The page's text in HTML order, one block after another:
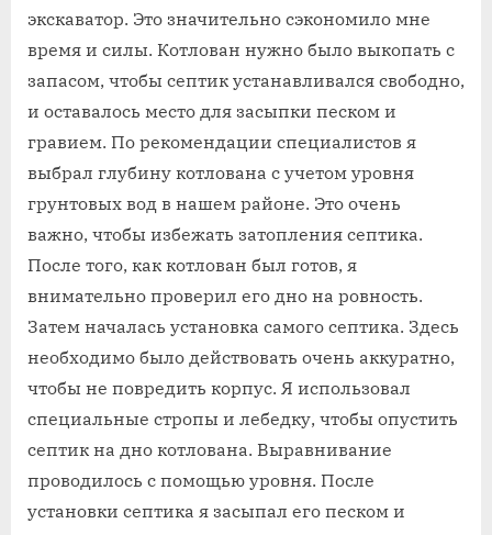
экскаватор. Это значительно сэкономило мне
время и силы. Котлован нужно было выкопать с
запасом, чтобы септик устанавливался свободно,
и оставалось место для засыпки песком и
гравием. По рекомендации специалистов я
выбрал глубину котлована с учетом уровня
грунтовых вод в нашем районе. Это очень
важно, чтобы избежать затопления септика.
После того, как котлован был готов, я
внимательно проверил его дно на ровность.
Затем началась установка самого септика. Здесь
необходимо было действовать очень аккуратно,
чтобы не повредить корпус. Я использовал
специальные стропы и лебедку, чтобы опустить
септик на дно котлована. Выравнивание
проводилось с помощью уровня. После
установки септика я засыпал его песком и